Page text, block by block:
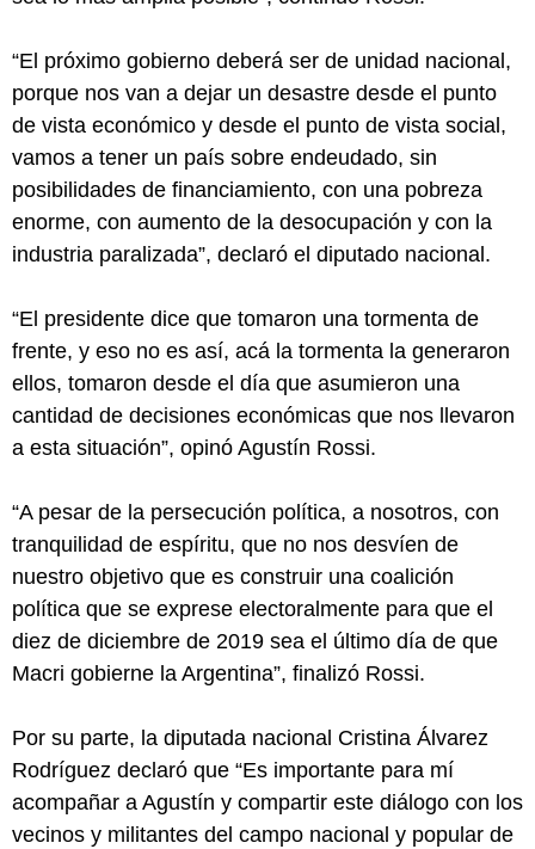
“El próximo gobierno deberá ser de unidad nacional,
porque nos van a dejar un desastre desde el punto
de vista económico y desde el punto de vista social,
vamos a tener un país sobre endeudado, sin
posibilidades de financiamiento, con una pobreza
enorme, con aumento de la desocupación y con la
industria paralizada”, declaró el diputado nacional.
“El presidente dice que tomaron una tormenta de
frente, y eso no es así, acá la tormenta la generaron
ellos, tomaron desde el día que asumieron una
cantidad de decisiones económicas que nos llevaron
a esta situación”, opinó Agustín Rossi.
“A pesar de la persecución política, a nosotros, con
tranquilidad de espíritu, que no nos desvíen de
nuestro objetivo que es construir una coalición
política que se exprese electoralmente para que el
diez de diciembre de 2019 sea el último día de que
Macri gobierne la Argentina”, finalizó Rossi.
Por su parte, la diputada nacional Cristina Álvarez
Rodríguez declaró que “Es importante para mí
acompañar a Agustín y compartir este diálogo con los
vecinos y militantes del campo nacional y popular de